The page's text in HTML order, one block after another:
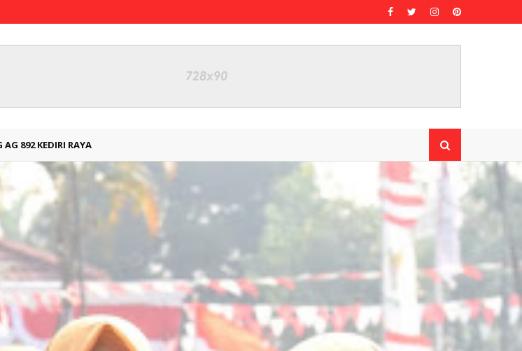
AG 892 KEDIRI RAYA